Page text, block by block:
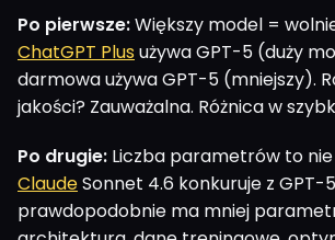
Po pierwsze:Większy model =
ChatGPT Plusużywa GPT-5 (duży
darmowa używa GPT-5 (mniejszy).
jakości? Zauważalna. Różnica w
Po drugie: Liczba parametrów to
ClaudeSonnet 4.6 konkuruje z GPT-
prawdopodobnie ma mniej